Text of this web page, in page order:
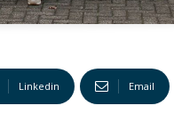
Linkedin Email